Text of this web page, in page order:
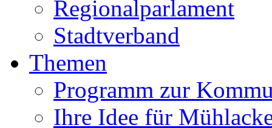
Regionalparlament
Stadtverband
Themen
Programm zur
Ihre Idee für